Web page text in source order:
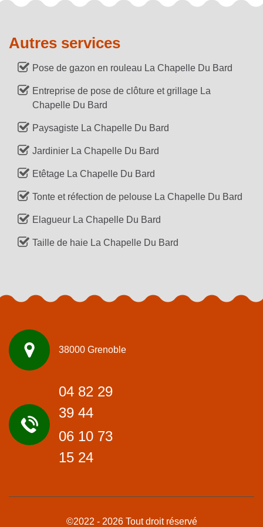
Autres services
Pose de gazon en rouleau La Chapelle Du Bard
Entreprise de pose de clôture et grillage La
Chapelle Du Bard
Paysagiste La Chapelle Du Bard
Jardinier La Chapelle Du Bard
Etêtage La Chapelle Du Bard
Tonte et réfection de pelouse La Chapelle Du Bard
Elagueur La Chapelle Du Bard
Taille de haie La Chapelle Du Bard
38000 Grenoble
04 82 29
39 44
06 10 73
15 24
©2022 - 2026 Tout droit réservé